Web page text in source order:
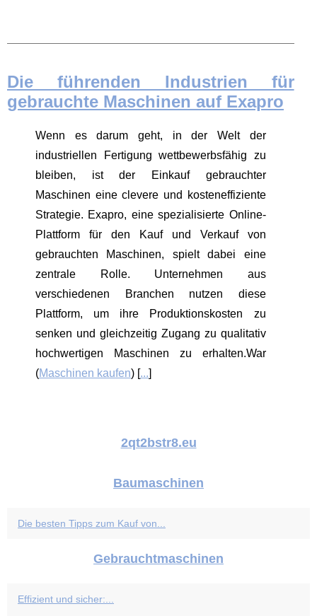
Die führenden Industrien für
gebrauchte Maschinen auf Exapro
Wenn es darum geht, in der Welt der
industriellen Fertigung wettbewerbsfähig zu
bleiben, ist der Einkauf gebrauchter
Maschinen eine clevere und kosteneffiziente
Strategie. Exapro, eine spezialisierte Online-
Plattform für den Kauf und Verkauf von
gebrauchten Maschinen, spielt dabei eine
zentrale Rolle. Unternehmen aus
verschiedenen Branchen nutzen diese
Plattform, um ihre Produktionskosten zu
senken und gleichzeitig Zugang zu qualitativ
hochwertigen Maschinen zu erhalten.War
(Maschinen kaufen) [...]
2qt2bstr8.eu
Baumaschinen
Die besten Tipps zum Kauf von...
Gebrauchtmaschinen
Effizient und sicher:...